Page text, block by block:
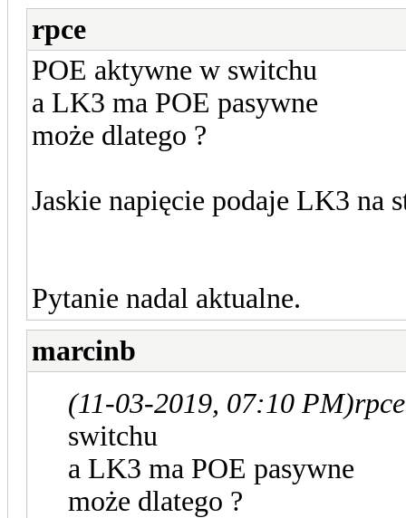
rpce
POE aktywne w switchu
a LK3 ma POE pasywne
może dlatego ?
Jaskie napięcie podaje LK3 na
Pytanie nadal aktualne.
marcinb
(11-03-2019, 07:10 PM)
switchu
a LK3 ma POE pasywne
może dlatego ?